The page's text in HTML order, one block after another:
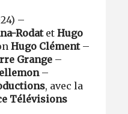
–
RodatetHugo
Hugo Clément–
Grange –
–
, avec la
Télévisions